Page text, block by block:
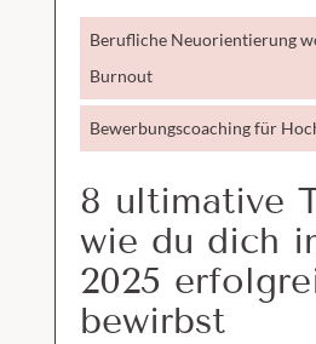
Berufliche Neuorientierung
Burnout
Bewerbungscoaching für
8 ultimative
wie du dich
2025
bewirbst